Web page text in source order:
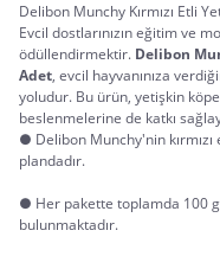
Delibon Munchy Kırmızı Etli
Evcil dostlarınızın eğitim ve
ödüllendirmektir. Delibon
Adet, evcil hayvanınıza
yoludur. Bu ürün, yetişkin
beslenmelerine de katkı
● Delibon Munchy'nin
plandadır.
● Her pakette toplamda 100
bulunmaktadır.